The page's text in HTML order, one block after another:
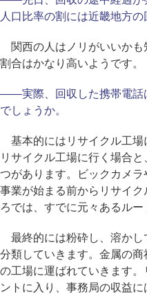
人口比率の割には近畿地方の
関西の人はノリがいいかも
割合はかなり高いようです。
――実際、回収した携帯電話
でしょうか。
基本的にはリサイクル工場
リサイクル工場に行く場合
つがあります。ビックカメ
事業が始まる前からリサイ
ろでは、すでに元々あるルー
最終的には粉砕し、溶かし
分類していきます。金属の
の工場に運ばれていきます
ントに入り、事務局の収益に